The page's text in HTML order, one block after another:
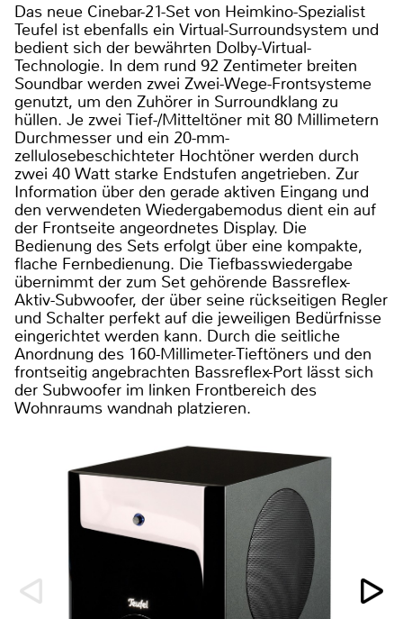
Das neue Cinebar-21-Set von Heimkino-Spezialist
Teufel ist ebenfalls ein Virtual-Surroundsystem und
bedient sich der bewährten Dolby-Virtual-
Technologie. In dem rund 92 Zentimeter breiten
Soundbar werden zwei Zwei-Wege-Frontsysteme
genutzt, um den Zuhörer in Surroundklang zu
hüllen. Je zwei Tief-/Mitteltöner mit 80 Millimetern
Durchmesser und ein 20-mm-
zellulosebeschichteter Hochtöner werden durch
zwei 40 Watt starke Endstufen angetrieben. Zur
Information über den gerade aktiven Eingang und
den verwendeten Wiedergabemodus dient ein auf
der Frontseite angeordnetes Display. Die
Bedienung des Sets erfolgt über eine kompakte,
flache Fernbedienung. Die Tiefbasswiedergabe
übernimmt der zum Set gehörende Bassreflex-
Aktiv-Subwoofer, der über seine rückseitigen Regler
und Schalter perfekt auf die jeweiligen Bedürfnisse
eingerichtet werden kann. Durch die seitliche
Anordnung des 160-Millimeter-Tieftöners und den
frontseitig angebrachten Bassreflex-Port lässt sich
der Subwoofer im linken Frontbereich des
Wohnraums wandnah platzieren.